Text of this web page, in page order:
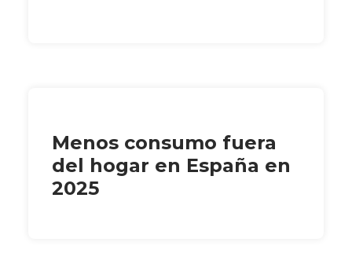
Menos consumo fuera
del hogar en España en
2025